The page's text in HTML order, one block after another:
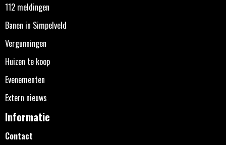
112 meldingen
Banen in Simpelveld
Vergunningen
Huizen te koop
Evenementen
Extern nieuws
Informatie
Contact